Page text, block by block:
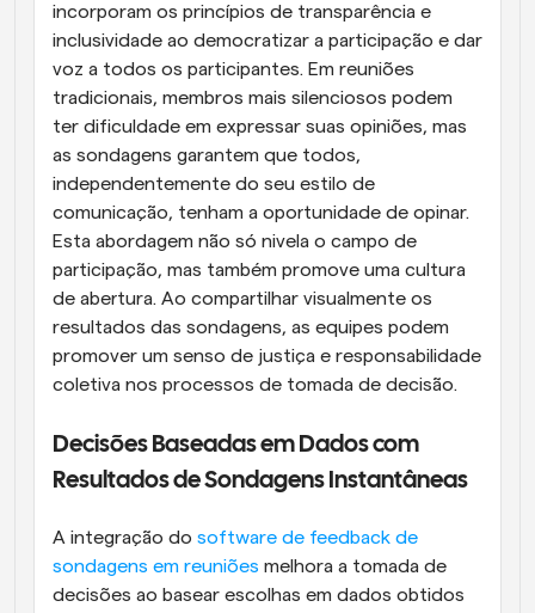
incorporam os princípios de transparência e
inclusividade ao democratizar a participação e dar
voz a todos os participantes. Em reuniões
tradicionais, membros mais silenciosos podem
ter dificuldade em expressar suas opiniões, mas
as sondagens garantem que todos,
independentemente do seu estilo de
comunicação, tenham a oportunidade de opinar.
Esta abordagem não só nivela o campo de
participação, mas também promove uma cultura
de abertura. Ao compartilhar visualmente os
resultados das sondagens, as equipes podem
promover um senso de justiça e responsabilidade
coletiva nos processos de tomada de decisão.
Decisões Baseadas em Dados com
Resultados de Sondagens Instantâneas
A integração do software de feedback de
sondagens em reuniões melhora a tomada de
decisões ao basear escolhas em dados obtidos